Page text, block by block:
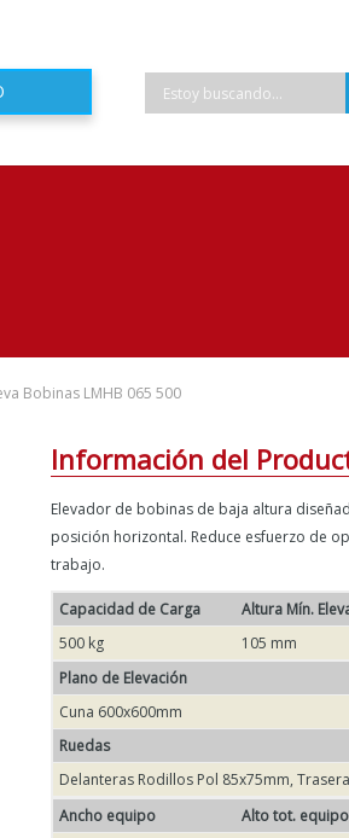
Bobinas LMHB 065 500
Información del
Elevador de bobinas de baja altura
posición horizontal. Reduce esfuerzo de
trabajo.
Capacidad de Carga Altura Mín.
500 kg
105 mm
Plano de Elevación
Cuna 600x600mm
Ruedas
Delanteras Rodillos Pol 85x75mm,
Ancho equipo
Alto tot. equipo